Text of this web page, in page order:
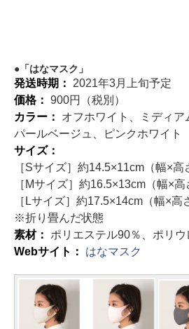
「はなマスク」
発送時期： 2021年3月上旬予定
価格： 900円（税別）
カラー： オフホワイト、ミディア
パールベージュ、ピンクホワイト
サイズ：
［Sサイズ］約14.5×11cm（幅×高
［Mサイズ］約16.5×13cm（幅×高
［Lサイズ］約17.5×14cm（幅×高
※折り畳んだ状態
素材： ポリエステル90％、ポリウ
Webサイト： はなマスク